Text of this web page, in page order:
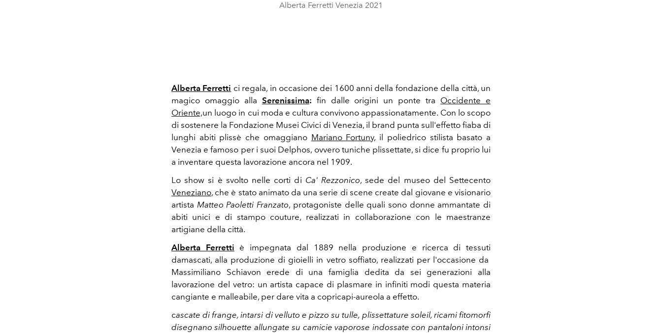
Alberta Ferretti Venezia 2021
Alberta Ferretti ci regala, in occasione dei 1600 anni della fondazione della città, un
magico omaggio alla Serenissima: fin dalle origini un ponte tra Occidente e
Oriente,un luogo in cui moda e cultura convivono appassionatamente. Con lo scopo
di sostenere la Fondazione Musei Civici di Venezia, il brand punta sull'effetto fiaba di
lunghi abiti plissè che omaggiano Mariano Fortuny, il poliedrico stilista basato a
Venezia e famoso per i suoi Delphos, ovvero tuniche plissettate, si dice fu proprio lui
a inventare questa lavorazione ancora nel 1909.
Lo show si è svolto nelle corti di Ca' Rezzonico, sede del museo del Settecento
Veneziano, che è stato animato da una serie di scene create dal giovane e visionario
artista Matteo Paoletti Franzato, protagoniste delle quali sono donne ammantate di
abiti unici e di stampo couture, realizzati in collaborazione con le maestranze
artigiane della città.
Alberta Ferretti è impegnata dal 1889 nella produzione e ricerca di tessuti
damascati, alla produzione di gioielli in vetro soffiato, realizzati per l'occasione da
Massimiliano Schiavon erede di una famiglia dedita da sei generazioni alla
lavorazione del vetro: un artista capace di plasmare in infiniti modi questa materia
cangiante e malleabile, per dare vita a copricapi-aureola a effetto.
cascate di frange, intarsi di velluto e pizzo su tulle, plissettature soleil, ricami fitomorfi
disegnano silhouette allungate su camicie vaporose indossate con pantaloni intonsi